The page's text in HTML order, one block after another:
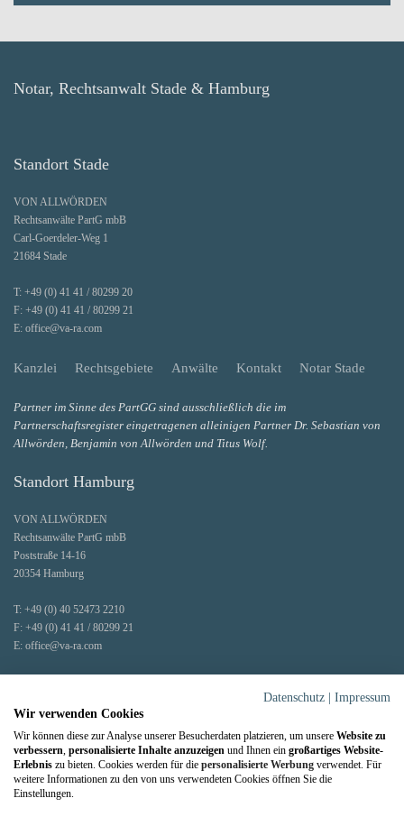
Notar, Rechtsanwalt Stade & Hamburg
Standort Stade
VON ALLWÖRDEN
Rechtsanwälte PartG mbB
Carl-Goerdeler-Weg 1
21684 Stade
T: +49 (0) 41 41 / 80299 20
F: +49 (0) 41 41 / 80299 21
E: office@va-ra.com
Kanzlei Rechtsgebiete Anwälte Kontakt Notar Stade
Partner im Sinne des PartGG sind ausschließlich die im
Partnerschaftsregister eingetragenen alleinigen Partner Dr. Sebastian von
Allwörden, Benjamin von Allwörden und Titus Wolf.
Standort Hamburg
VON ALLWÖRDEN
Rechtsanwälte PartG mbB
Poststraße 14-16
20354 Hamburg
T: +49 (0) 40 52473 2210
F: +49 (0) 41 41 / 80299 21
E: office@va-ra.com
Datenschutz
Impressum
Wir verwenden Cookies
Wir können diese zur Analyse unserer Besucherdaten platzieren, um unsere Website zu
verbessern, personalisierte Inhalte anzuzeigen und Ihnen ein großartiges Website-
Erlebnis zu bieten. Cookies werden für die personalisierte Werbung verwendet. Für
weitere Informationen zu den von uns verwendeten Cookies öffnen Sie die
Einstellungen.